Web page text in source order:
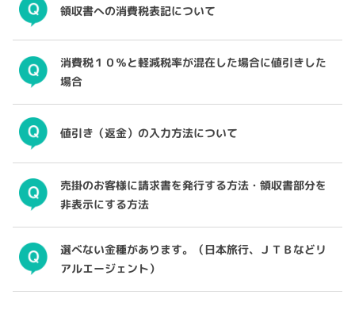
領収書への消費税表記について
消費税１０％と軽減税率が混在した場合に値引きした
場合
値引き（返金）の入力方法について
売掛のお客様に請求書を発行する方法・領収書部分を
非表示にする方法
選べない金種があります。（日本旅行、ＪＴＢなどリ
アルエージェント）